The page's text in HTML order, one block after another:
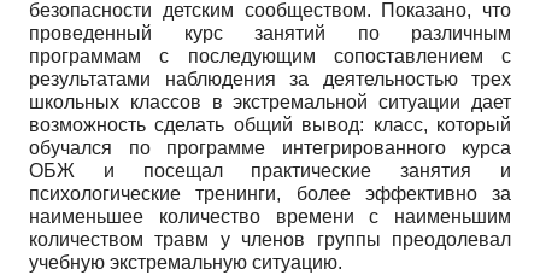
безопасности детским сообществом. Показано, что
проведенный курс занятий по различным
программам с последующим сопоставлением с
результатами наблюдения за деятельностью трех
школьных классов в экстремальной ситуации дает
возможность сделать общий вывод: класс, который
обучался по программе интегрированного курса
ОБЖ и посещал практические занятия и
психологические тренинги, более эффективно за
наименьшее количество времени с наименьшим
количеством травм у членов группы преодолевал
учебную экстремальную ситуацию.